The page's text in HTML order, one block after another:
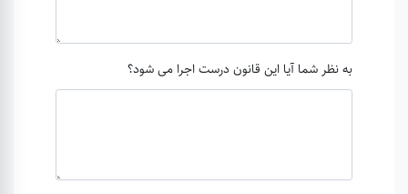
به نظر شما آیا این قانون درست اجرا می شود؟